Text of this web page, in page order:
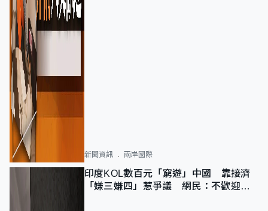
新聞資訊 兩岸國際
印度KOL數百元「窮遊」中國 靠接濟
「嫌三嫌四」惹爭議 網民：不歡迎劣